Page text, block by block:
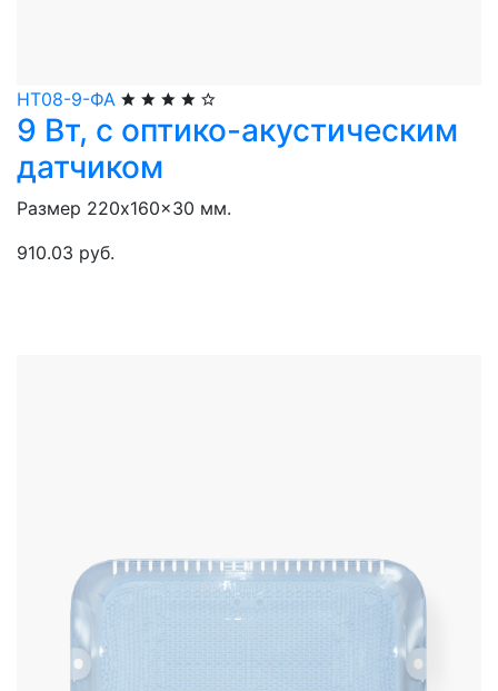
НТ08-9-ФА
9 Вт, с оптико-акустическим
датчиком
Размер 220x160x30 мм.
910.03 руб.